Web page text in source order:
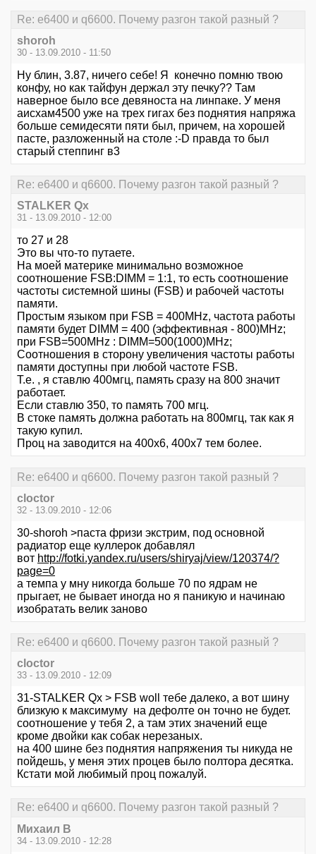
Re: е6400 и q6600. Почему разгон такой разный ?
shoroh
30 - 13.09.2010 - 11:50
Ну блин, 3.87, ничего себе! Я конечно помню твою
конфу, но как тайфун держал эту печку?? Там
наверное было все девяноста на линпаке. У меня
аисхам4500 уже на трех гигах без поднятия напряжа
больше семидесяти пяти был, причем, на хорошей
пасте, разложенный на столе :-D правда то был
старый степпинг в3
Re: е6400 и q6600. Почему разгон такой разный ?
STALKER Qx
31 - 13.09.2010 - 12:00
то 27 и 28
Это вы что-то путаете.
На моей материке минимально возможное
соотношение FSB:DIMM = 1:1, то есть соотношение
частоты системной шины (FSB) и рабочей частоты
памяти.
Простым языком при FSB = 400MHz, частота работы
памяти будет DIMM = 400 (эффективная - 800)MHz;
при FSB=500MHz : DIMM=500(1000)MHz;
Соотношения в сторону увеличения частоты работы
памяти доступны при любой частоте FSB.
Т.е. , я ставлю 400мгц, память сразу на 800 значит
работает.
Если ставлю 350, то память 700 мгц.
В стоке память должна работать на 800мгц, так как я
такую купил.
Проц на заводится на 400х6, 400х7 тем более.
Re: е6400 и q6600. Почему разгон такой разный ?
cloctor
32 - 13.09.2010 - 12:06
30-shoroh >паста фризи экстрим, под основной
радиатор еще куллерок добавлял
вот http://fotki.yandex.ru/users/shiryaj/view/120374/?
page=0
а темпа у мну никогда больше 70 по ядрам не
прыгает, не бывает иногда но я паникую и начинаю
изобратать велик заново
Re: е6400 и q6600. Почему разгон такой разный ?
cloctor
33 - 13.09.2010 - 12:09
31-STALKER Qx > FSB woll тебе далеко, а вот шину
близкую к максимуму на дефолте он точно не будет.
соотношение у тебя 2, а там этих значений еще
кроме двойки как собак нерезаных.
на 400 шине без поднятия напряжения ты никуда не
пойдешь, у меня этих процев было полтора десятка.
Кстати мой любимый проц пожалуй.
Re: е6400 и q6600. Почему разгон такой разный ?
Михаил В
34 - 13.09.2010 - 12:28